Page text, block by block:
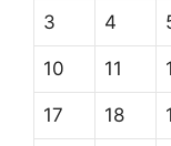
3 4
10 11
17 18